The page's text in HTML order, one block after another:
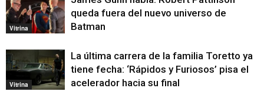
Vitrina
queda fuera del nuevo universo de
Batman
Vitrina
La última carrera de la familia Toretto ya
tiene fecha: ‘Rápidos y Furiosos’ pisa el
acelerador hacia su final